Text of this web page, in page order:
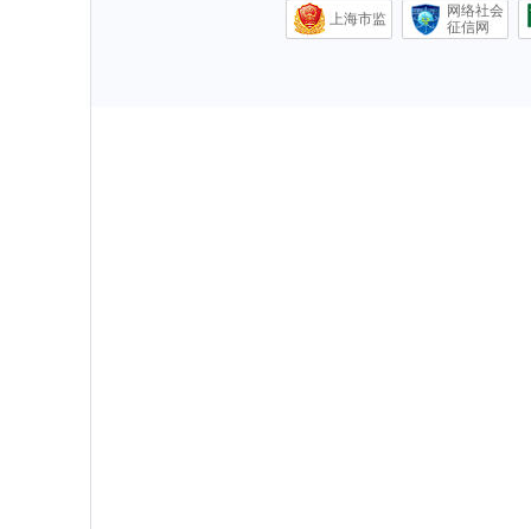
上海市监
网络社会
征信网